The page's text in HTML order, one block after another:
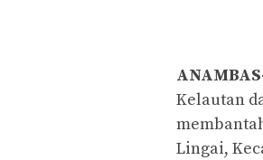
Kelautan
Lingai,